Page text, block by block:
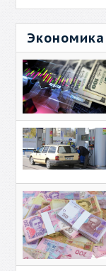
Экономика